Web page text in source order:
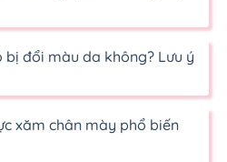
đổi màu da không? Lưu ý
xăm chân mày phổ biến